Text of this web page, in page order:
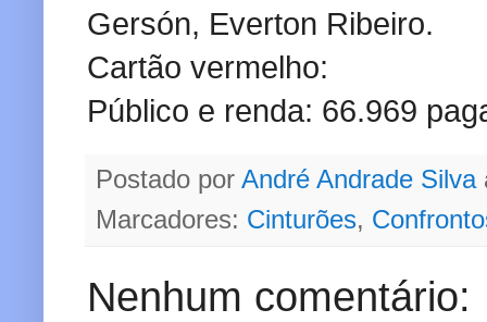
Gersón, Everton Ribeiro.
Cartão vermelho:
Público e renda: 66.969
Postado por André Andrade Silva
Marcadores: Cinturões,
Nenhum comentário: